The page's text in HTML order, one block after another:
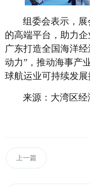
组委会表示，
的高端平台，助力
广东打造全国海洋
动力”，推动海事产
球航运业可持续发展
来源：大湾区经
上一篇